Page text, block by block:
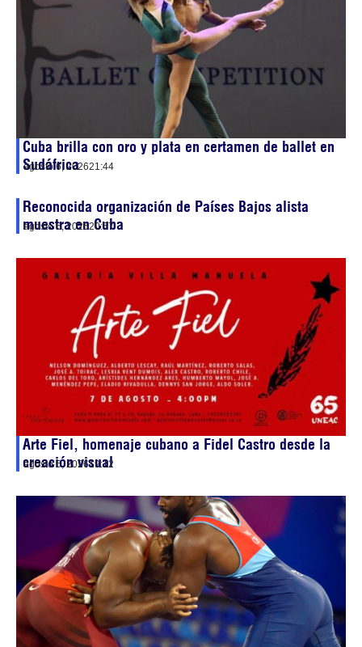
Cuba brilla con oro y plata en certamen de ballet en
Sudáfrica
agosto 6, 202621:44
Reconocida organización de Países Bajos alista
muestra en Cuba
agosto 6, 202620:57
Arte Fiel, homenaje cubano a Fidel Castro desde la
creación visual
agosto 6, 202619:12